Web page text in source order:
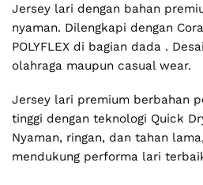
Jersey lari dengan bahan
nyaman. Dilengkapi dengan
POLYFLEX di bagian dada .
olahraga maupun casual wear.
Jersey lari premium berbahan
tinggi dengan teknologi Quick
Nyaman, ringan, dan tahan
mendukung performa lari